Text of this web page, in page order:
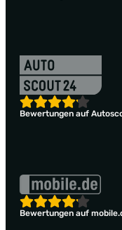
Bewertungen auf
Bewertungen auf